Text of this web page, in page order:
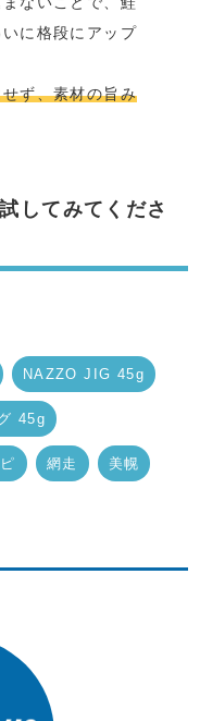
に格段にアップ
ず、素材の旨み
してみてくださ
NAZZO JIG 45g
45g
網走 美幌